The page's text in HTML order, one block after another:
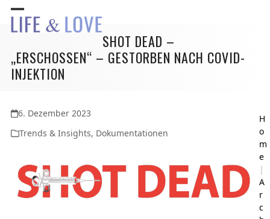
Skip
Open
menu
Close
menu
SHOT DEAD –
„ERSCHOSSEN“ – GESTORBEN NACH COVID-
INJEKTION
6. Dezember 2023
Trends & Insights, Dokumentationen
H
o
m
e
|
A
r
c